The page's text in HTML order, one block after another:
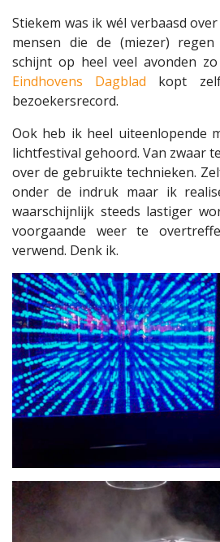
Stiekem was ik wél verbaasd
mensen die de (miezer)
schijnt op heel veel avonden
Eindhovens Dagblad kopt
bezoekersrecord.
Ook heb ik heel uiteenlopende
lichtfestival gehoord. Van zwaar
over de gebruikte technieken.
onder de indruk maar ik
waarschijnlijk steeds lastiger
voorgaande weer te
verwend. Denk ik.